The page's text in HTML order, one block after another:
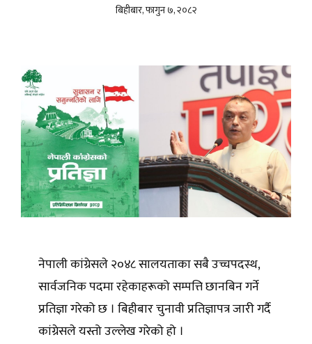
बिहीबार, फागुन ७, २०८२
नेपाली कांग्रेसले २०४८ सालयताका सबै उच्चपदस्थ,
सार्वजनिक पदमा रहेकाहरूको सम्पत्ति छानबिन गर्ने
प्रतिज्ञा गरेको छ । बिहीबार चुनावी प्रतिज्ञापत्र जारी गर्दै
कांग्रेसले यस्तो उल्लेख गरेको हो ।